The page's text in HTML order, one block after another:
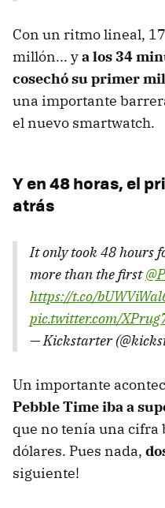
Con un ritmo lineal,
millón... ya los 34
cosechó su primer
una importante
el nuevo smartwatch.
Y en 48 horas, el
atrás
It only took 48 hours
more than the first
https://t.co/
pic.twitter.com/
— Kickstarter
Un importante
Pebble Time iba a
que no tenía una cifra
dólares. Pues nada,
siguiente!